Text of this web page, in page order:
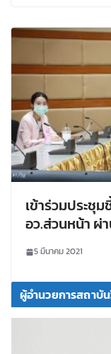
เข้าร่วมประชุ
อว.ส่วนหน้า ผ่
ออนไลน์
5 มีนาคม 2021
ผู้อำนวยการสถาบั